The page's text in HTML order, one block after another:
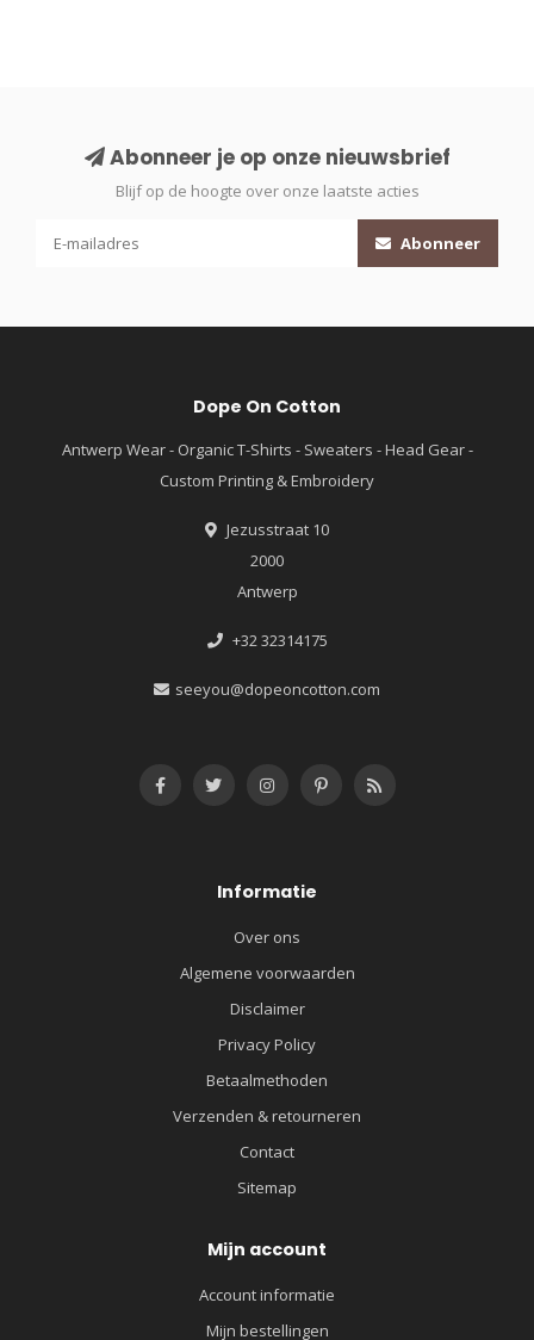
Abonneer je op onze nieuwsbrief
Blijf op de hoogte over onze laatste acties
Abonneer
Dope On Cotton
Antwerp Wear - Organic T-Shirts - Sweaters - Head Gear -
Custom Printing & Embroidery
Jezusstraat 10
2000
Antwerp
+32 32314175
seeyou@dopeoncotton.com
Informatie
Over ons
Algemene voorwaarden
Disclaimer
Privacy Policy
Betaalmethoden
Verzenden & retourneren
Contact
Sitemap
Mijn account
Account informatie
Mijn bestellingen